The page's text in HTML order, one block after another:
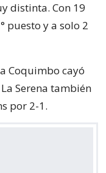
distinta. Con 19
puesto y a solo 2
Coquimbo cayó
Serena también
por 2-1.